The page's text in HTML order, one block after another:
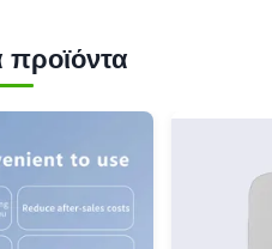
προϊόντα